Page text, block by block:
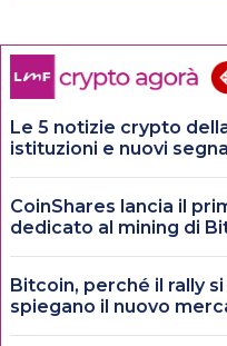
Le 5 notizie crypto
istituzioni e nuovi
CoinShares lancia il
dedicato al mining di
Bitcoin, perché il rally
spiegano il nuovo